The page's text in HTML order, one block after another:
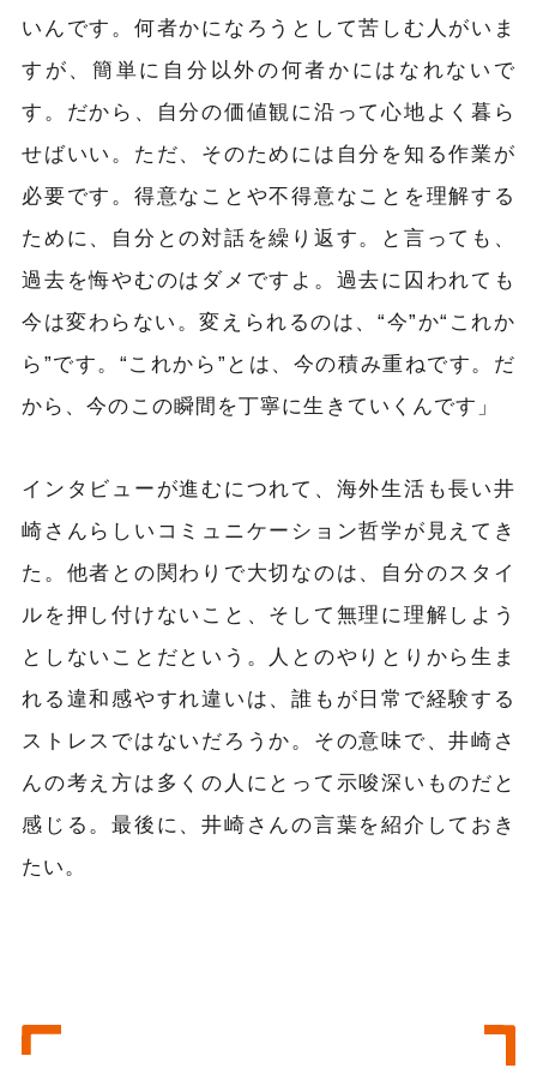
いんです。何者かになろうとして苦しむ人がいま
すが、簡単に自分以外の何者かにはなれないで
す。だから、自分の価値観に沿って心地よく暮ら
せばいい。ただ、そのためには自分を知る作業が
必要です。得意なことや不得意なことを理解する
ために、自分との対話を繰り返す。と言っても、
過去を悔やむのはダメですよ。過去に囚われても
今は変わらない。変えられるのは、“今”か“これか
ら”です。“これから”とは、今の積み重ねです。だ
から、今のこの瞬間を丁寧に生きていくんです」
インタビューが進むにつれて、海外生活も長い井
崎さんらしいコミュニケーション哲学が見えてき
た。他者との関わりで大切なのは、自分のスタイ
ルを押し付けないこと、そして無理に理解しよう
としないことだという。人とのやりとりから生ま
れる違和感やすれ違いは、誰もが日常で経験する
ストレスではないだろうか。その意味で、井崎さ
んの考え方は多くの人にとって示唆深いものだと
感じる。最後に、井崎さんの言葉を紹介しておき
たい。